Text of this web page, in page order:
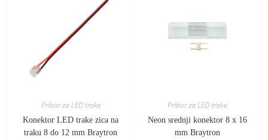
Pribor za LED trake
Konektor LED trake zica na
traku 8 do 12 mm Braytron
Pribor za LED trake
Neon srednji konektor 8 x 16
mm Braytron